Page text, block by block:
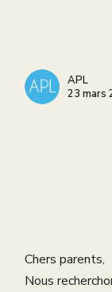
APL
23 mars
Chers parents,
Nous